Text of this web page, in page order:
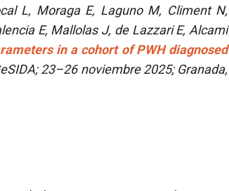
L, Moraga E, Laguno M, Climent N,
E, Mallolas J, de Lazzari E, Alcamí
in a cohort of PWH diagnosed
23–26 noviembre 2025; Granada,